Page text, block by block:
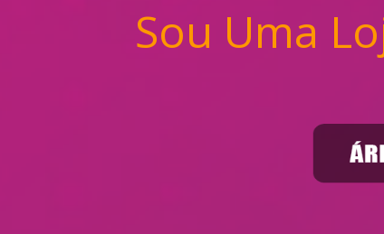
Sou Uma